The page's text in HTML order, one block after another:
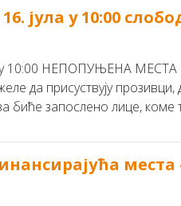
јула у 10:00
у 10:00 НЕПОПУЊЕНА
да присуствују
биће запослено лице, коме
места -